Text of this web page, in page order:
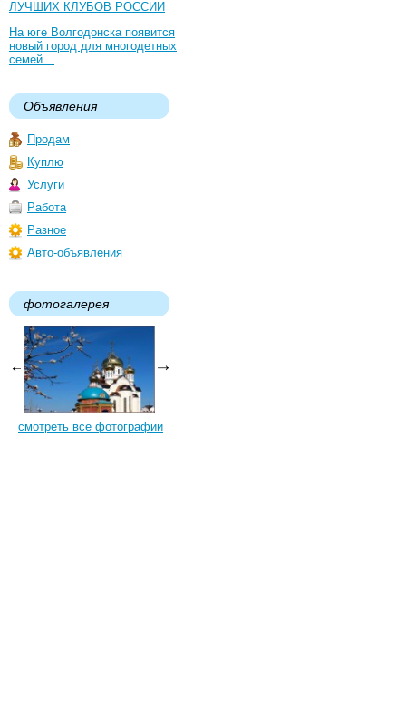
ЛУЧШИХ КЛУБОВ РОССИИ
На юге Волгодонска появится
новый город для многодетных
семей…
Объявления
Продам
Куплю
Услуги
Работа
Разное
Авто-объявления
фотогалерея
смотреть все фотографии